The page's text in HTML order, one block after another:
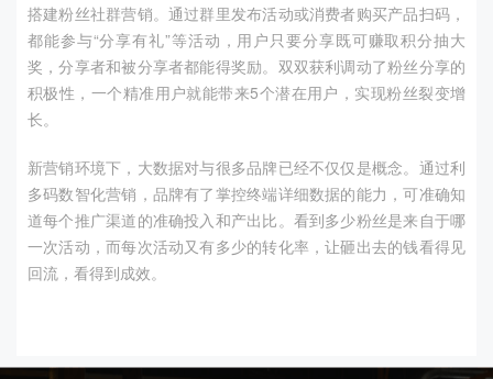
搭建粉丝社群营销。通过群里发布活动或消费者购买产品扫码，
都能参与“分享有礼”等活动，用户只要分享既可赚取积分抽大
奖，分享者和被分享者都能得奖励。双双获利调动了粉丝分享的
积极性，一个精准用户就能带来5个潜在用户，实现粉丝裂变增
长。
新营销环境下，大数据对与很多品牌已经不仅仅是概念。通过利
多码数智化营销，品牌有了掌控终端详细数据的能力，可准确知
道每个推广渠道的准确投入和产出比。看到多少粉丝是来自于哪
一次活动，而每次活动又有多少的转化率，让砸出去的钱看得见
回流，看得到成效。